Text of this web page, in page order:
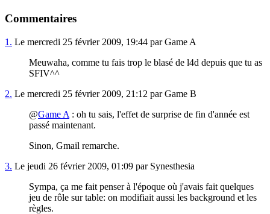
Commentaires
1. Le mercredi 25 février 2009, 19:44 par Game A
Meuwaha, comme tu fais trop le blasé de l4d depuis que tu as
SFIV^^
2. Le mercredi 25 février 2009, 21:12 par Game B
@Game A : oh tu sais, l'effet de surprise de fin d'année est
passé maintenant.
Sinon, Gmail remarche.
3. Le jeudi 26 février 2009, 01:09 par Synesthesia
Sympa, ça me fait penser à l'époque où j'avais fait quelques
jeu de rôle sur table: on modifiait aussi les background et les
règles.